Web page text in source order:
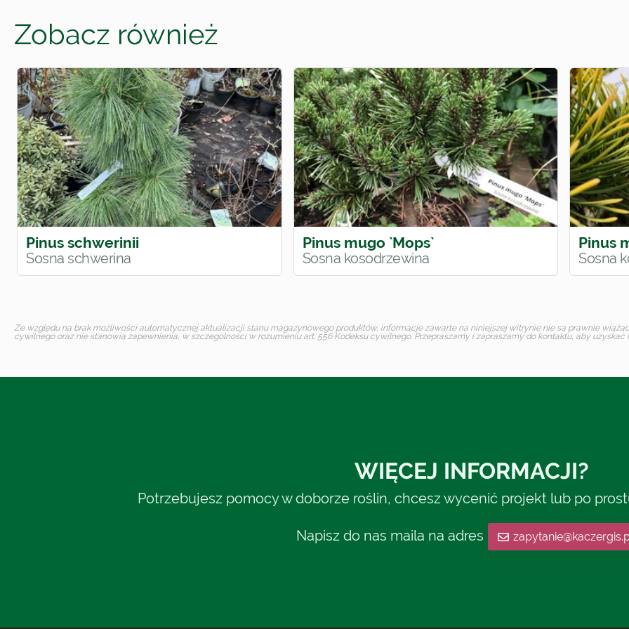
Zobacz również
Pinus schwerinii
Sosna schwerina
Pinus mugo `Mops`
Sosna kosodrzewina
Pinus
Sosna
Ze względu na brak możliwości automatycznej aktualizacji stanu magazynowego produktów, informacje zawarte na niniejszej witrynie nie są prawnie
cywilnego oraz nie stanowią zapewnienia, w szczególności w rozumieniu art. 556 Kodeksu cywilnego. Przepraszamy i zapraszamy do kontaktu, aby
WIĘCEJ INFORMACJI?
Potrzebujesz pomocy w doborze roślin, chcesz wycenić projekt lub po
Napisz do nas maila na adres